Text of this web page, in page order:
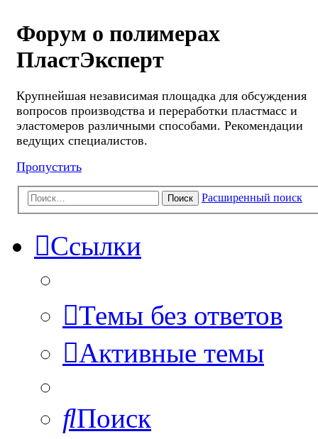
Форум о полимерах
ПластЭксперт
Крупнейшая независимая площадка для обсуждения
вопросов производства и переработки пластмасс и
эластомеров различными способами. Рекомендации
ведущих специалистов.
Пропустить
Поиск Расширенный поиск
Ссылки
Темы без ответов
Активные темы
Поиск